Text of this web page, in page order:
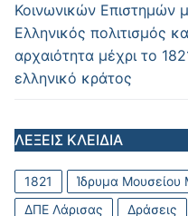
Κοινωνικών Επιστημών
Ελληνικός πολιτισμός
αρχαιότητα μέχρι το
ελληνικό κράτος
ΛΕΞΕΙΣ ΚΛΕΙΔΙΑ
1821
Ίδρυμα
ΔΠΕ Λάρισας
Δράσεις